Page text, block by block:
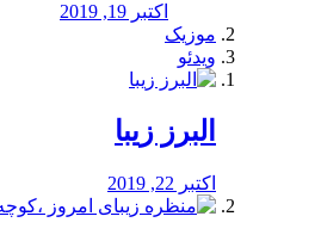
اکتبر 19, 2019
موزیک
ویدئو
البرز زیبا
اکتبر 22, 2019